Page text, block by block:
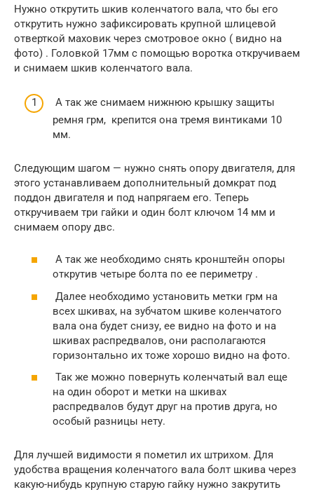
Нужно открутить шкив коленчатого вала, что бы его
открутить нужно зафиксировать крупной шлицевой
отверткой маховик через смотровое окно ( видно на
фото) . Головкой 17мм с помощью воротка откручиваем
и снимаем шкив коленчатого вала.
А так же снимаем нижнюю крышку защиты
ремня грм, крепится она тремя винтиками 10
мм.
Следующим шагом — нужно снять опору двигателя, для
этого устанавливаем дополнительный домкрат под
поддон двигателя и под напрягаем его. Теперь
откручиваем три гайки и один болт ключом 14 мм и
снимаем опору двс.
А так же необходимо снять кронштейн опоры
открутив четыре болта по ее периметру .
Далее необходимо установить метки грм на
всех шкивах, на зубчатом шкиве коленчатого
вала она будет снизу, ее видно на фото и на
шкивах распредвалов, они располагаются
горизонтально их тоже хорошо видно на фото.
Так же можно повернуть коленчатый вал еще
на один оборот и метки на шкивах
распредвалов будут друг на против друга, но
особый разницы нету.
Для лучшей видимости я пометил их штрихом. Для
удобства вращения коленчатого вала болт шкива через
какую-нибудь крупную старую гайку нужно закрутить